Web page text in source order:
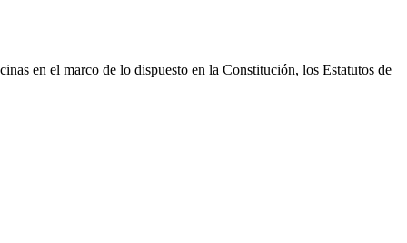
en el marco de lo dispuesto en la Constitución, los Estatutos de